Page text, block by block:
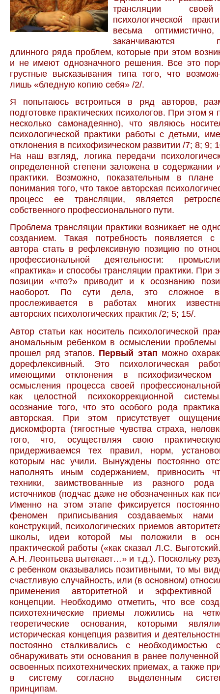
трансляции
психологической
весьма
заканчиваются
длинного ряда проблем, которые при этом
и не имеют однозначного решения. Все это
грустные высказывания типа того, что
лишь «бледную копию себя» /2/.
Я попытаюсь встроиться в ряд авторов,
подготовке практических психологов. При этом
несколько самонадеянно), что являюсь
психологической практики работы с детьми,
отклонения в психофизическом развитии /7; 8; 9;
На наш взгляд, логика передачи
определенной степени заложена в
практики. Возможно, показательным в
понимания того, что такое авторская
процесс ее трансляции, является
собственного профессионального пути.
Проблема трансляции практики возникает не
созданием. Такая потребность появляется с
автора стать в рефлексивную позицию по
профессиональной деятельности:
«практика» и способы трансляции практики. При
позиции «что?» приводит и к осознанию
наоборот. По сути дела, это сложное
прослеживается в работах многих
авторских психологических практик /2; 5; 15/.
Автор статьи как носитель психологической
аномальным ребенком в осмыслении проблемы
прошел ряд этапов. Первый этап можно
дорефлексивный. Это психологическая
имеющими отклонения в психофизическом
осмысления процесса своей
как целостной психокоррекционной
осознание того, что это особого рода
авторская. При этом присутствует
дискомфорта (тягостные чувства страха,
того, что, осуществляя свою
придерживаемся тех правил, норм,
которым нас учили. Вынуждены постоянно
наполнять иным содержанием, привносить
техники, заимствованные из разного рода
источников (подчас даже не обозначенных как
Именно на этом этапе фиксируется
феномен приписывания создаваемых нами
конструкций, психологических приемов
школы, идеи которой мы положили в
практической работы («как сказал Л.С.
А.Н. Леонтьева вытекает…» и т.д.). Поскольку
с ребенком оказывались позитивными, то мы
счастливую случайность, или (в основном)
применения авторитетной и эффективной
концепции. Необходимо отметить, что все
психотехнические приемы ложились на
теоретические основания, которыми
историческая концепция развития и
постоянно сталкивались с необходимостью
обнаруживать эти основания в ранее
освоенных психотехнических приемах, а также
в систему согласно выделенным
принципам.